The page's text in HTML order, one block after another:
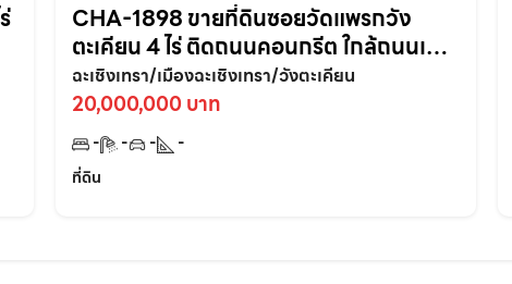
CHA-1898 ขายที่ดินซอยวัดแพรกวัง
ตะเคียน 4 ไร่ ติดถนนคอนกรีต ใกล้ถนนเส้น
สุวินทวงศ์304-800เมตร อ.เมือง
ฉะเชิงเทรา
ฉะเชิงเทรา/เมืองฉะเชิงเทรา/วังตะเคียน
20,000,000 บาท
- - -
-
ที่ดิน